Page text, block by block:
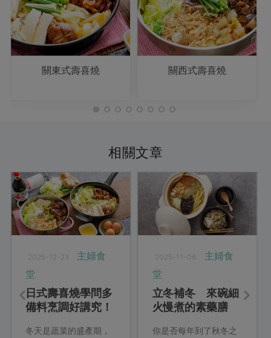
關東式壽喜燒 關西式壽喜燒
相關文章
2025-12-23
主婦食
堂
日式壽喜燒學問多
備料烹調好講究！
一道？
冬天是蔬菜的盛產期，
2025-11-06
主婦食
堂
立冬補冬 來碗細
火慢煮的素藥膳
你是否每年到了秋冬之